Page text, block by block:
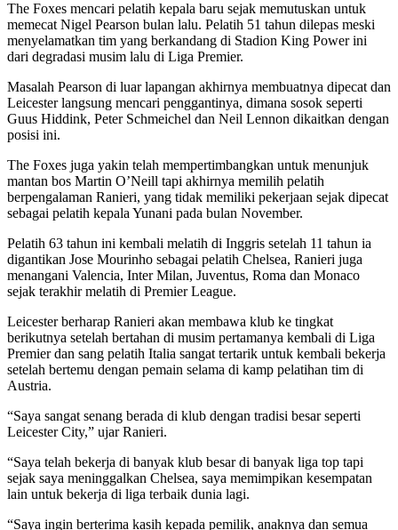
The Foxes mencari pelatih kepala baru sejak memutuskan untuk
memecat Nigel Pearson bulan lalu. Pelatih 51 tahun dilepas meski
menyelamatkan tim yang berkandang di Stadion King Power ini
dari degradasi musim lalu di Liga Premier.
Masalah Pearson di luar lapangan akhirnya membuatnya dipecat dan
Leicester langsung mencari penggantinya, dimana sosok seperti
Guus Hiddink, Peter Schmeichel dan Neil Lennon dikaitkan dengan
posisi ini.
The Foxes juga yakin telah mempertimbangkan untuk menunjuk
mantan bos Martin O’Neill tapi akhirnya memilih pelatih
berpengalaman Ranieri, yang tidak memiliki pekerjaan sejak dipecat
sebagai pelatih kepala Yunani pada bulan November.
Pelatih 63 tahun ini kembali melatih di Inggris setelah 11 tahun ia
digantikan Jose Mourinho sebagai pelatih Chelsea, Ranieri juga
menangani Valencia, Inter Milan, Juventus, Roma dan Monaco
sejak terakhir melatih di Premier League.
Leicester berharap Ranieri akan membawa klub ke tingkat
berikutnya setelah bertahan di musim pertamanya kembali di Liga
Premier dan sang pelatih Italia sangat tertarik untuk kembali bekerja
setelah bertemu dengan pemain selama di kamp pelatihan tim di
Austria.
“Saya sangat senang berada di klub dengan tradisi besar seperti
Leicester City,” ujar Ranieri.
“Saya telah bekerja di banyak klub besar di banyak liga top tapi
sejak saya meninggalkan Chelsea, saya memimpikan kesempatan
lain untuk bekerja di liga terbaik dunia lagi.
“Saya ingin berterima kasih kepada pemilik, anaknya dan semua